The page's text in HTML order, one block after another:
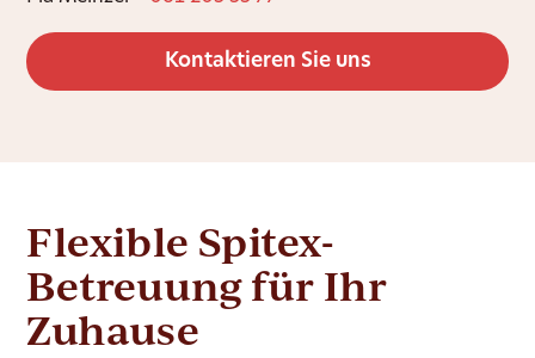
Kontaktieren Sie uns
Flexible Spitex-
Betreuung für Ihr
Zuhause